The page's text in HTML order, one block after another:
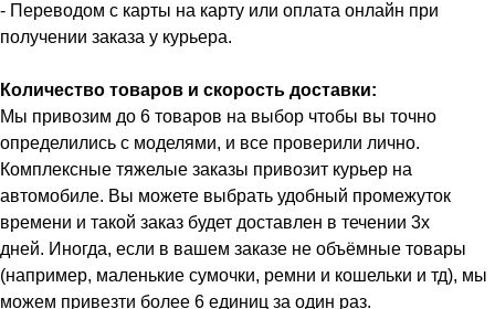
- Переводом с карты на карту или оплата онлайн при
получении заказа у курьера.
Количество товаров и скорость доставки:
Мы привозим до 6 товаров на выбор чтобы вы точно
определились с моделями, и все проверили лично.
Комплексные тяжелые заказы привозит курьер на
автомобиле. Вы можете выбрать удобный промежуток
времени и такой заказ будет доставлен в течении 3х
дней. Иногда, если в вашем заказе не объёмные товары
(например, маленькие сумочки, ремни и кошельки и тд), мы
можем привезти более 6 единиц за один раз.